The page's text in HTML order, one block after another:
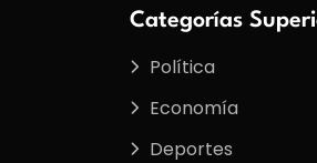
Categorías
Política
Economía
Deportes